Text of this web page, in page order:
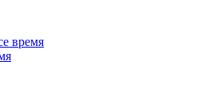
время